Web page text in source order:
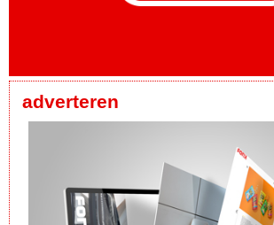
adverteren